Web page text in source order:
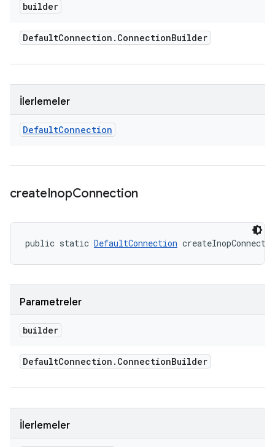
builder
DefaultConnection . ConnectionBuilder
İlerlemeler
DefaultConnection
createInopConnection
public static DefaultConnection
Parametreler
builder
DefaultConnection . ConnectionBuilder
İlerlemeler